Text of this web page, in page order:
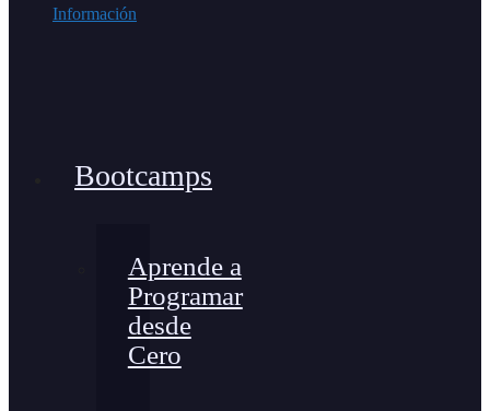
Información
Bootcamps
Aprende a
Programar
desde
Cero